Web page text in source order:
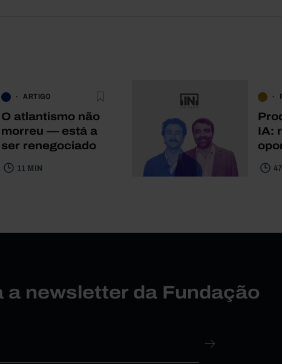
ARTIGO
O atlantismo não
morreu — está a
ser renegociado
11 MIN
IA:
a newsletter da Fundação